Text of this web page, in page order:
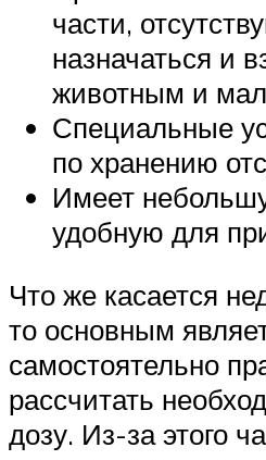
части,
назначаться и
животным и
Специальные
по хранению
Имеет
удобную для
Что же касается
то основным
самостоятельно
рассчитать
дозу. Из-за этого